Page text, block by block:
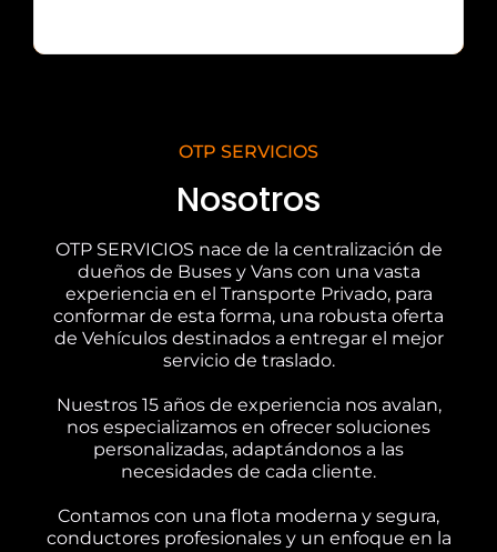
OTP SERVICIOS
Nosotros
OTP SERVICIOS nace de la centralización de
dueños de Buses y Vans con una vasta
experiencia en el Transporte Privado, para
conformar de esta forma, una robusta oferta
de Vehículos destinados a entregar el mejor
servicio de traslado.
Nuestros 15 años de experiencia nos avalan,
nos especializamos en ofrecer soluciones
personalizadas, adaptándonos a las
necesidades de cada cliente.
Contamos con una flota moderna y segura,
conductores profesionales y un enfoque en la